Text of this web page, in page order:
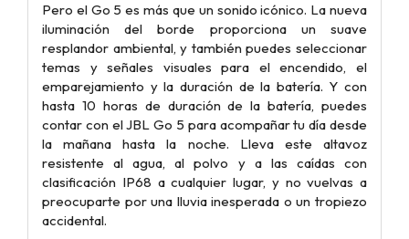
Pero el Go 5 es más que un sonido icónico. La nueva
iluminación del borde proporciona un suave
resplandor ambiental, y también puedes seleccionar
temas y señales visuales para el encendido, el
emparejamiento y la duración de la batería. Y con
hasta 10 horas de duración de la batería, puedes
contar con el JBL Go 5 para acompañar tu día desde
la mañana hasta la noche. Lleva este altavoz
resistente al agua, al polvo y a las caídas con
clasificación IP68 a cualquier lugar, y no vuelvas a
preocuparte por una lluvia inesperada o un tropiezo
accidental.